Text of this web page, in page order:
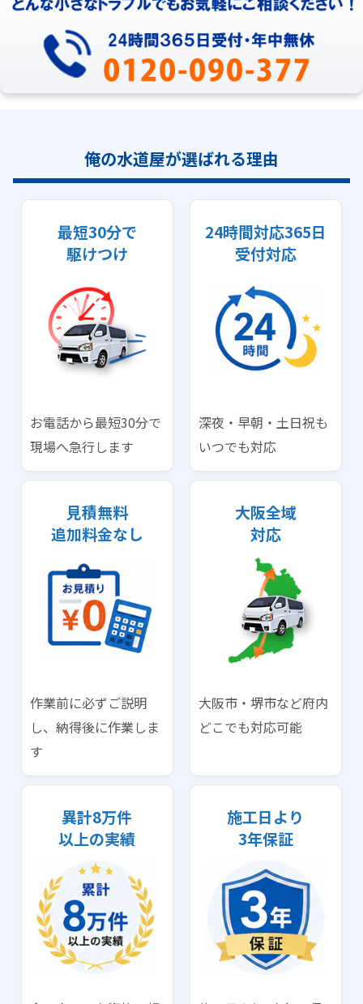
俺の水道屋が選ばれる理由
最短30分で
駆けつけ
お電話から最短30分で
現場へ急行します
24時間対応365日
受付対応
深夜・早朝・土日祝も
いつでも対応
見積無料
追加料金なし
作業前に必ずご説明
し、納得後に作業しま
す
大阪全域
対応
大阪市・堺市など府内
どこでも対応可能
異計8万件
以上の実績
施工日より
3年保証